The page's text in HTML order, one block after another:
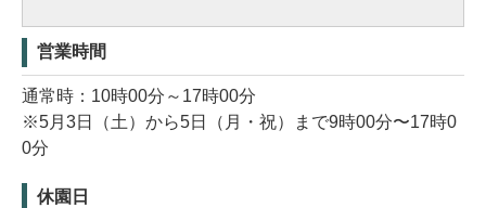
営業時間
通常時：10時00分～17時00分
※5月3日（土）から5日（月・祝）まで9時00分〜17時0
0分
休園日